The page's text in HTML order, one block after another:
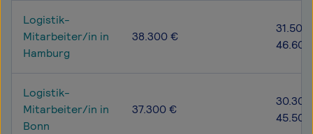
Logistik-
Mitarbeiter/in in
Hamburg
38.300 €
Logistik-
Mitarbeiter/in in
Bonn
37.300 €